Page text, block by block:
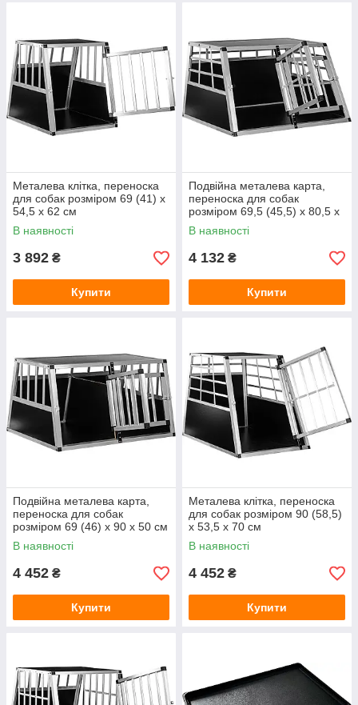
Металева клітка, переноска
для собак розміром 69 (41) х
54,5 х 62 см
В наявності
3 892 ₴
Купити
Подвійна металева карта,
переноска для собак
розміром 69,5 (45,5) х 80,5 х
50,5 см
В наявності
4 132 ₴
Купити
Подвійна металева карта,
переноска для собак
розміром 69 (46) х 90 х 50 см
В наявності
4 452 ₴
Купити
Металева клітка, переноска
для собак розміром 90 (58,5)
х 53,5 х 70 см
В наявності
4 452 ₴
Купити